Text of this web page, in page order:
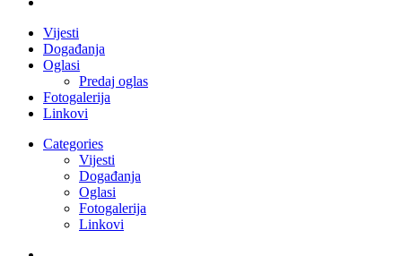
Vijesti
Događanja
Oglasi
Predaj oglas
Fotogalerija
Linkovi
Categories
Vijesti
Događanja
Oglasi
Fotogalerija
Linkovi